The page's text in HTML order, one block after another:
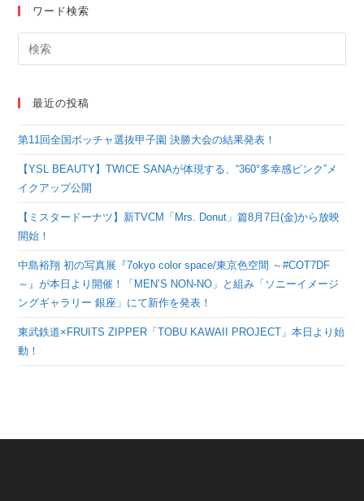
ワード検索
最近の投稿
第11回全国ボッチャ選抜甲子園 決勝大会の結果発表！
【YSL BEAUTY】TWICE SANAが体現する、“360°多幸感ピンク”メ
イクアップ公開
【ミスタードーナツ】新TVCM「Mrs. Donut」篇8月7日(金)から放映
開始！
中島裕翔 初の写真展『7okyo color space/東京色空間 ～#COT7DF
～』が本日より開催！「MEN’S NON-NO」と組み「ソニーイメージ
ングギャラリー 銀座」にて新作を発表！
東武鉄道×FRUITS ZIPPER「TOBU KAWAII PROJECT」本日より始
動！